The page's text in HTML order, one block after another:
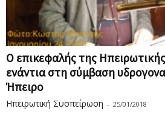
O επικεφαλής της
ενάντια στη σύμβαση
Ήπειρο
Ηπειρωτική Συσπείρωση - 25/01/2018